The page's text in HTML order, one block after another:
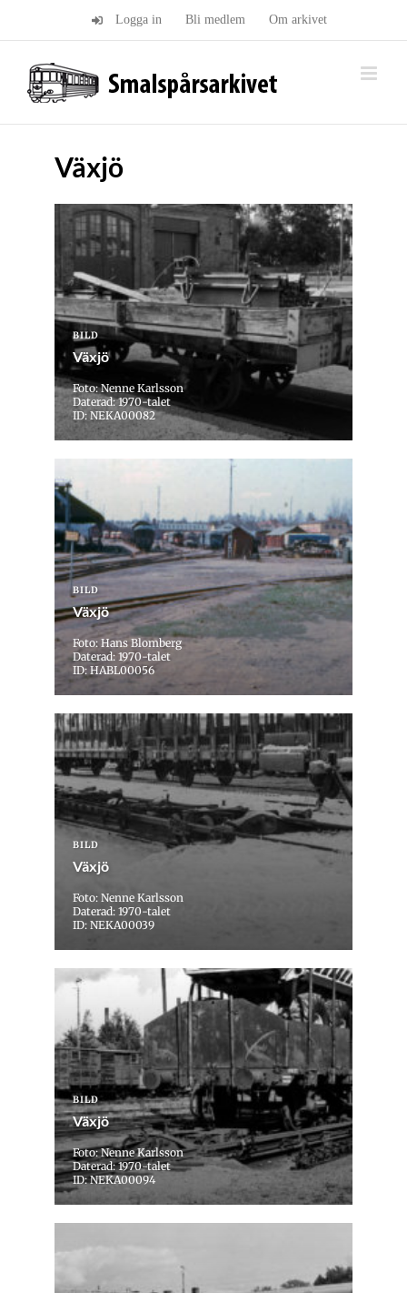
Logga in Bli medlem Om arkivet
Växjö
BILD
Växjö
Foto: Nenne Karlsson
Daterad: 1970-talet
ID: NEKA00082
BILD
Växjö
Foto: Hans Blomberg
Daterad: 1970-talet
ID: HABL00056
BILD
Växjö
Foto: Nenne Karlsson
Daterad: 1970-talet
ID: NEKA00039
BILD
Växjö
Foto: Nenne Karlsson
Daterad: 1970-talet
ID: NEKA00094